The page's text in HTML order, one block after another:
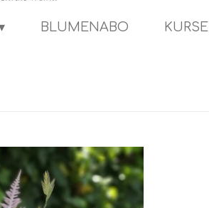
BLUMENABO KURSE